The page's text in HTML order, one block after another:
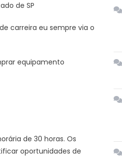
de SP
carreira eu sempre via o
equipamento
de 30 horas. Os
oportunidades de